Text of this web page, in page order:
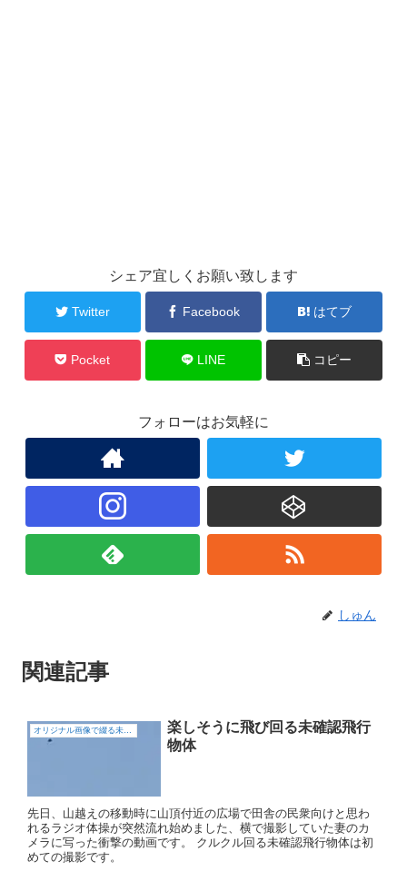
シェア宜しくお願い致します
Twitter Facebook はてブ
Pocket LINE コピー
フォローはお気軽に
しゅん
関連記事
オリジナル画像で綴る未確認飛行物体（UFO)
楽しそうに飛び回る未確認飛行
物体
先日、山越えの移動時に山頂付近の広場で田舎の民衆向けと思わ
れるラジオ体操が突然流れ始めました、横で撮影していた妻のカ
メラに写った衝撃の動画です。 クルクル回る未確認飛行物体は初
めての撮影です。